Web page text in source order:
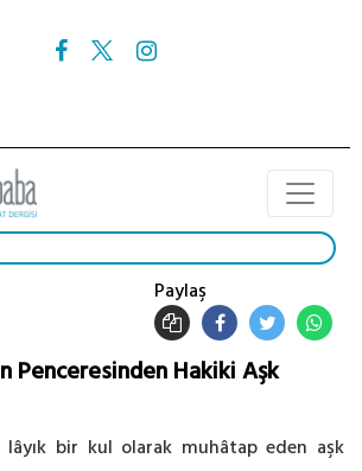
Paylaş
Penceresinden Hakiki Aşk
lâyık bir kul olarak muhâtap eden aşk